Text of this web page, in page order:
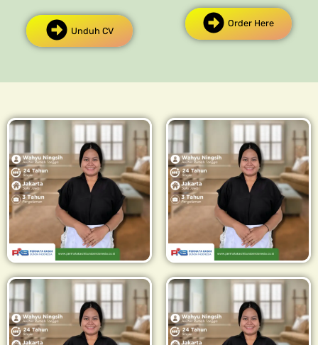
Unduh CV
Order Here